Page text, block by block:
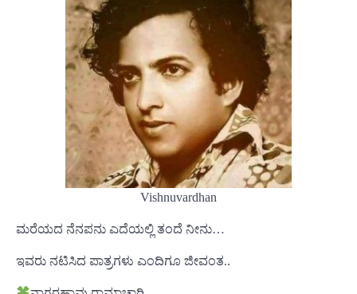
Vishnuvardhan
ಮರೆಯದ ನೆನಪನು ಎದೆಯಲ್ಲಿ ತಂದೆ ನೀನು…
ಇವರು ನಟಿಸಿದ ಪಾತ್ರಗಳು ಎಂದಿಗೂ ಜೀವಂತ..